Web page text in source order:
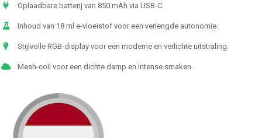
Oplaadbare batterij van 850 mAh via USB-C.
Inhoud van 18 ml e-vloeistof voor een verlengde autonomie.
Stijlvolle RGB-display voor een moderne en verlichte uitstraling.
Mesh-coil voor een dichte damp en intense smaken.